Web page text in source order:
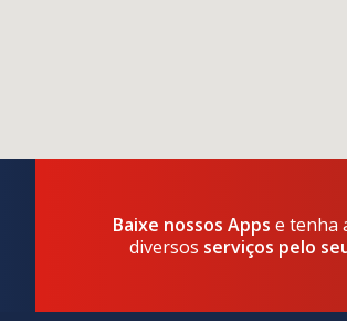
Baixe nossos Appse tenha
diversos serviços pelo